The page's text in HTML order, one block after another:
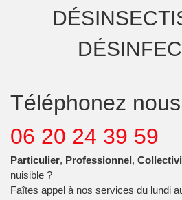
Téléphonez
06 20 24 39 59
Particulier, Professionnel,
nuisible ?
Faîtes appel à nos services du lundi